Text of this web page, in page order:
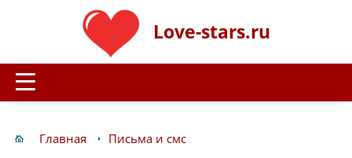
Love-stars.ru
Главная Письма и смс